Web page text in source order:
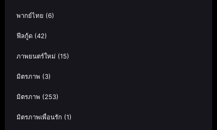
พากย์ไทย (6)
ฟีลกู้ด (42)
ภาพยนตร์ใหม่ (15)
มิตรภาพ (3)
มิตรภาพ (253)
มิตรภาพเพื่อนรัก (1)